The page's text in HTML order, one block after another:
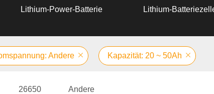
Lithium-Power-Batterie Lithium-
Andere Kapazität: 20 ~ 50Ah
26650 Andere